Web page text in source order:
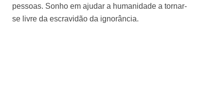
pessoas. Sonho em ajudar a humanidade a tornar-
se livre da escravidão da ignorância.